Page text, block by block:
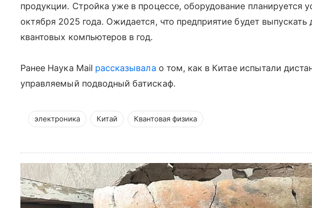
продукции. Стройка уже в процессе, оборудование планируется
октября 2025 года. Ожидается, что предприятие будет выпускать
квантовых компьютеров в год.
Ранее Наука Mail рассказывала о том, как в Китае испытали
управляемый подводный батискаф.
электроника Китай Квантовая физика